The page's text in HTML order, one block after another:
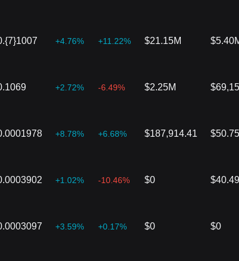
+4.76% +11.22% $21.15M
+2.72% -6.49% $2.25M
+8.78% +6.68% $187,914.41 $50.75
+1.02% -10.46% $0 $40.49
+3.59% +0.17% $0 $0